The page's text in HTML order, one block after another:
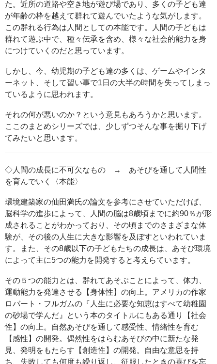
た。近所の道路や空き地が遊び場であり、多くの子ども達
が年齢の枠を越えて群れて遊んでいたような気がします。
この群れる行為は人間としての本能です。人間の子どもは
群れて遊ぶ中で、種々伝承を含め、様々な社会的能力を身
につけていくのだと思っています。
しかし、今、幼児期の子ども達の多くは、ゲームやインタ
ーネット、そして習い事で1日の大半の時間を失ってしまっ
ているように思われます。
それの何が悪いのか？という意見もあろうかと思います。
ここのまとめシリーズでは、少しずつそんな事を掘り下げ
てみたいと思います。
◇人間の成長に不可欠なもの → あそびを通して人間性
を育んでいく〈本能〉
環境建築家の仙田満氏の論文を参考にさせていただけば、
脳科学の進歩によって、人間の脳は8歳頃までに約90％が形
成されることがわかっており、その頃までのさまざまな体
験が、その後の人生に大きな影響を及ぼすといわれていま
す。また、その8歳以下の子どもたちの成長は、あそび環境
によって主に5つの能力を開発すると考えらています。
その５つの能力とは、群れてあそぶことによって、体力、
運動能力を発達させる【身体性】の向上。アメリカの作家
ロバート・フルガムの『人生に必要な知恵はすべて幼稚園
の砂場で学んだ』という本のタイトルにもある通り【社会
性】の向上。自然あそびを通して感受性、情緒性を育む
【感性】の開発。偶然性をはらむあそびの中に新たな発
見、発明をもたらす【創造性】の開発。自由な意思を持
ち、失敗しても何度も繰り返し、征服したときの喜びを忘